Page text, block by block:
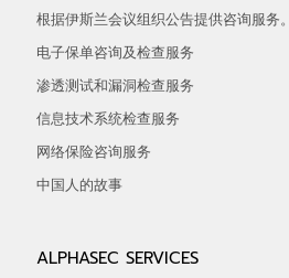
根据伊斯兰会议组织公告提供咨询服务。
电子保单咨询及检查服务
渗透测试和漏洞检查服务
信息技术系统检查服务
网络保险咨询服务
中国人的故事
ALPHASEC SERVICES